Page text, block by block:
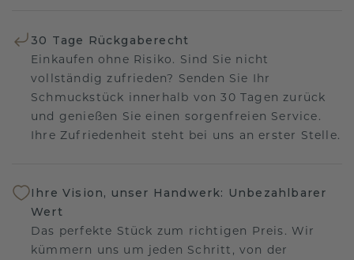
30 Tage Rückgaberecht
Einkaufen ohne Risiko. Sind Sie nicht
vollständig zufrieden? Senden Sie Ihr
Schmuckstück innerhalb von 30 Tagen zurück
und genießen Sie einen sorgenfreien Service.
Ihre Zufriedenheit steht bei uns an erster Stelle.
Ihre Vision, unser Handwerk: Unbezahlbarer
Wert
Das perfekte Stück zum richtigen Preis. Wir
kümmern uns um jeden Schritt, von der